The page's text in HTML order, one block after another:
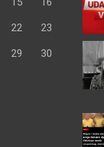
22 23
29 30